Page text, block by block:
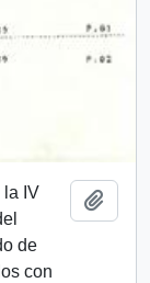
la IV
de
con